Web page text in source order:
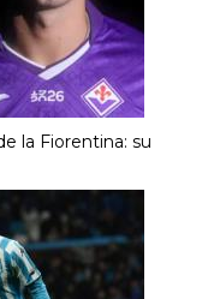
la Fiorentina: su